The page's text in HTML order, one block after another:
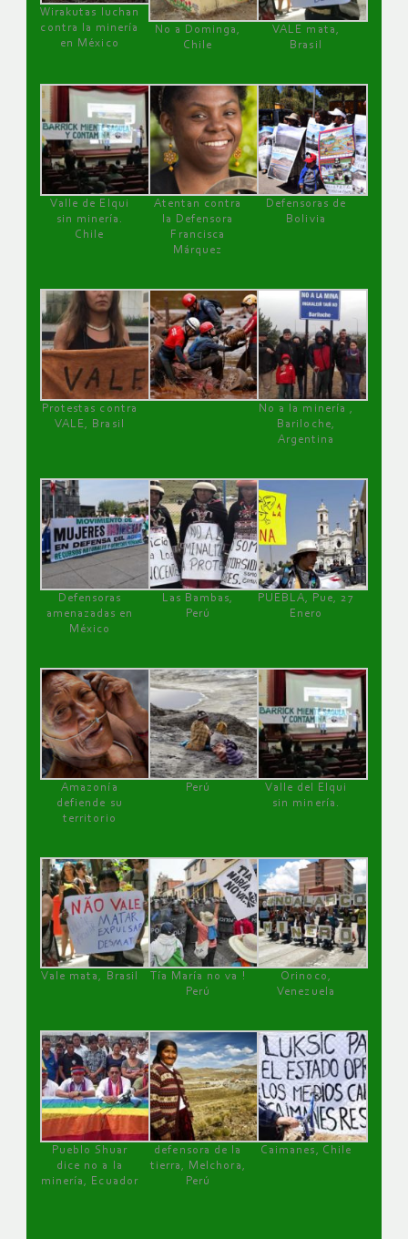
Wirakutas luchan
contra la minería
en México
No a Dominga,
Chile
VALE mata,
Brasil
Valle de Elqui
sin minería.
Chile
Atentan contra
la Defensora
Francisca
Márquez
Defensoras de
Bolivia
Protestas contra
VALE, Brasil
No a la minería ,
Bariloche,
Argentina
Defensoras
amenazadas en
México
Las Bambas,
Perú
PUEBLA, Pue, 27
Enero
Amazonía
defiende su
territorio
Perú
Valle del Elqui
sin minería.
Vale mata, Brasil
Tía María no va !
Perú
Orinoco,
Venezuela
Pueblo Shuar
dice no a la
minería, Ecuador
defensora de la
tierra, Melchora,
Perú
Caimanes, Chile